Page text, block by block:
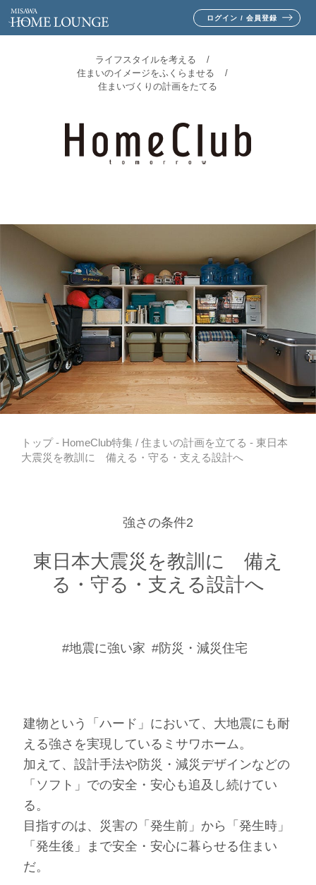
ログイン / 会員登録
ライフスタイルを考える
住まいのイメージをふくらませる
住まいづくりの計画をたてる
トップ- HomeClub特集/ 住まいの計画を立てる - 東日本
大震災を教訓に 備える・守る・支える設計へ
強さの条件2
東日本大震災を教訓に 備え
る・守る・支える設計へ
#地震に強い家 #防災・減災住宅
建物という「ハード」において、大地震にも耐
える強さを実現しているミサワホーム。
加えて、設計手法や防災・減災デザインなどの
「ソフト」での安全・安心も追及し続けてい
る。
目指すのは、災害の「発生前」から「発生時」
「発生後」まで安全・安心に暮らせる住まい
だ。